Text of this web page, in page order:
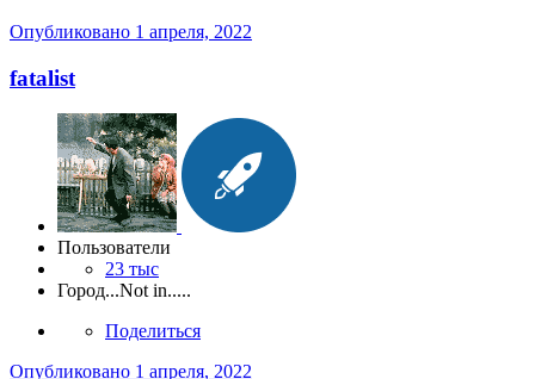
Опубликовано 1 апреля, 2022
fatalist
Пользователи
23 тыс
Город...Not in.....
Поделиться
Опубликовано 1 апреля, 2022